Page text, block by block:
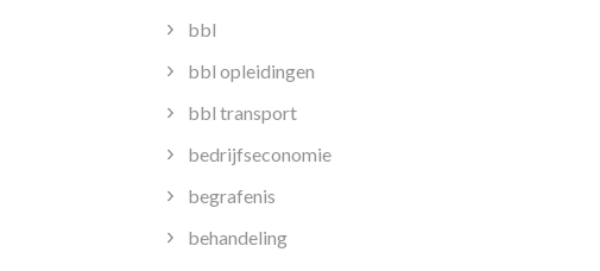
bbl
bbl opleidingen
bbl transport
bedrijfseconomie
begrafenis
behandeling